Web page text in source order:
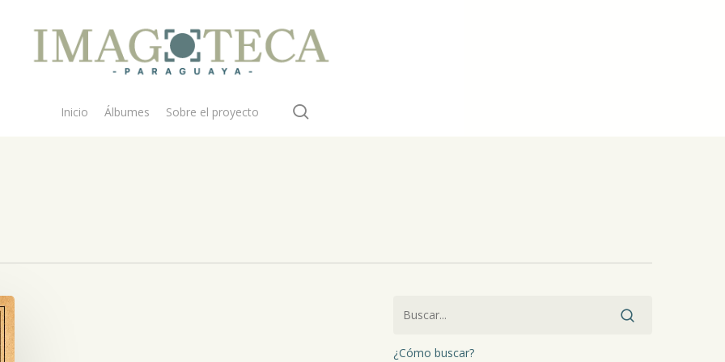
Inicio Álbumes Sobre el proyecto
¿Cómo buscar?